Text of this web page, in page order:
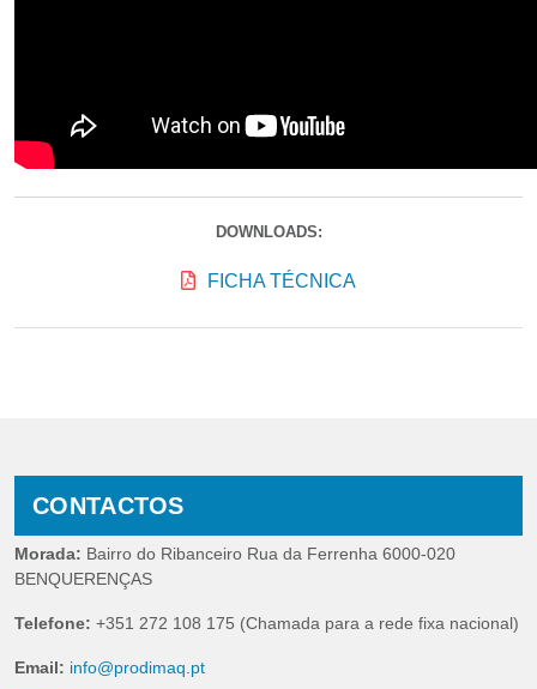
DOWNLOADS:
FICHA TÉCNICA
CONTACTOS
Morada: Bairro do Ribanceiro Rua da Ferrenha 6000-020
BENQUERENÇAS
Telefone: +351 272 108 175 (Chamada para a rede fixa nacional)
Email: info@prodimaq.pt